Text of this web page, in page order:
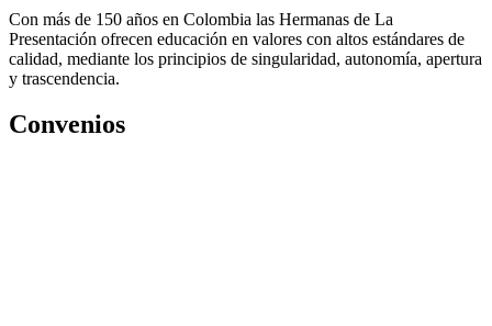
Con más de 150 años en Colombia las Hermanas de La
Presentación ofrecen educación en valores con altos estándares de
calidad, mediante los principios de singularidad, autonomía, apertura
y trascendencia.
Convenios